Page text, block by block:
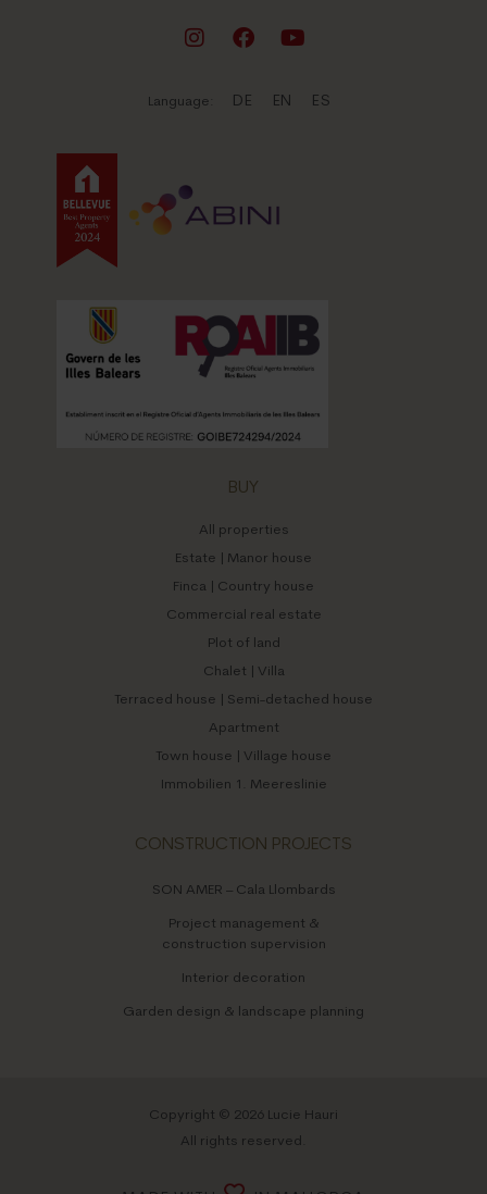
Language: DE EN ES
BUY
All properties
Estate | Manor house
Finca | Country house
Commercial real estate
Plot of land
Chalet | Villa
Terraced house | Semi-detached house
Apartment
Town house | Village house
Immobilien 1. Meereslinie
CONSTRUCTION PROJECTS
SON AMER – Cala Llombards
Project management &
construction supervision
Interior decoration
Garden design & landscape planning
Copyright © 2026 Lucie Hauri
All rights reserved.